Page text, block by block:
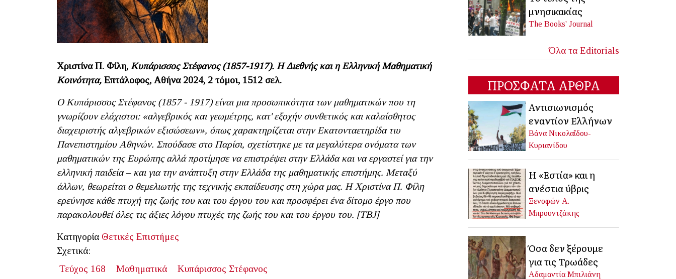
Χριστίνα Π. Φίλη, Κυπάρισσος Στέφανος (1857-1917). Η Διεθνής και η Ελληνική Μαθηματική
Κοινότητα, Επτάλοφος, Αθήνα 2024, 2 τόμοι, 1512 σελ.
Ο Κυπάρισσος Στέφανος (1857 - 1917) είναι μια προσωπικότητα των μαθηματικών που τη
γνωρίζουν ελάχιστοι: «αλγεβρικός και γεωμέτρης, κατ' εξοχήν συνθετικός και καλαίσθητος
διαχειριστής αλγεβρικών εξισώσεων», όπως χαρακτηρίζεται στην Εκατονταετηρίδα τιυ
Πανεπιστημίου Αθηνών. Σπούδασε στο Παρίσι, σχετίστηκε με τα μεγαλύτερα ονόματα των
μαθηματικών της Ευρώπης αλλά προτίμησε να επιστρέψει στην Ελλάδα και να εργαστεί για την
ελληνική παιδεία – και για την ανάπτυξη στην Ελλάδα της μαθηματικής επιστήμης. Μεταξύ
άλλων, θεωρείται ο θεμελιωτής της τεχνικής εκπαίδευσης στη χώρα μας. Η Χριστίνα Π. Φίλη
ερεύνησε κάθε πτυχή της ζωής του και του έργου του και προσφέρει ένα δίτομο έργο που
παρακολουθεί όλες τις άξιες λόγου πτυχές της ζωής του και του έργου του. [ΤΒJ]
Κατηγορία Θετικές Επιστήμες
Σχετικά:
Τεύχος 168
Μαθηματικά
Κυπάρισσος Στέφανος
μνησικακίας
The Books' Journal
Όλα τα Editorials
ΠΡΟΣΦΑΤΑ ΑΡΘΡΑ
Αντισιωνισμός
εναντίον Ελλήνων
Βάνα Νικολαΐδου-
Κυριανίδου
Η «Εστία» και η
ανέστια ύβρις
Ξενοφών Α.
Μπρουντζάκης
Όσα δεν ξέρουμε
για τις Τρωάδες
Αδαμαντία Μπιλιάνη